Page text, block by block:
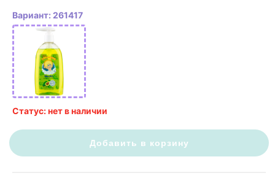
Вариант: 261417
Статус: нет в наличии
Добавить в корзину